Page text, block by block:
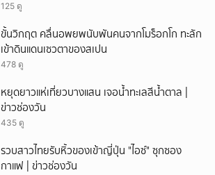
125 ดู
ขั้นวิกฤต คลื่นอพยพนับพันคนจากโมร็อกโก ทะลัก
เข้าดินแดนเซวตาของสเปน
478 ดู
หยุดยาวแห่เที่ยวบางแสน เจอน้ำทะเลสีน้ำตาล |
ข่าวช่องวัน
435 ดู
รวบสาวไทยรับหิ้วของเข้าญี่ปุ่น "ไอซ์" ซุกซอง
กาแฟ | ข่าวช่องวัน